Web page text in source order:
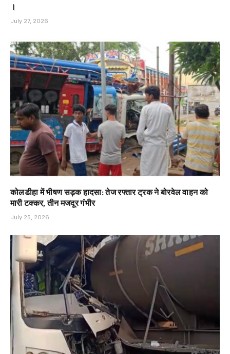
।
July 27, 2026
कोलडीहा में भीषण सड़क हादसा: तेज रफ्तार ट्रक ने बोरवेल वाहन को
मारी टक्कर, तीन मजदूर गंभीर
July 25, 2026